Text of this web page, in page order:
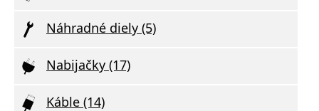
Náhradné diely (5)
Nabijačky (17)
Káble (14)